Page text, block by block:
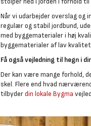
Når vi udarbejder overslag
regulær og stabil jordbund,
med byggematerialer i høj
byggematerialer af lav
Få også vejledning til hegn i
Der kan være mange forhold,
skel. Flere end hvad
tilbyderdin lokale Bygma